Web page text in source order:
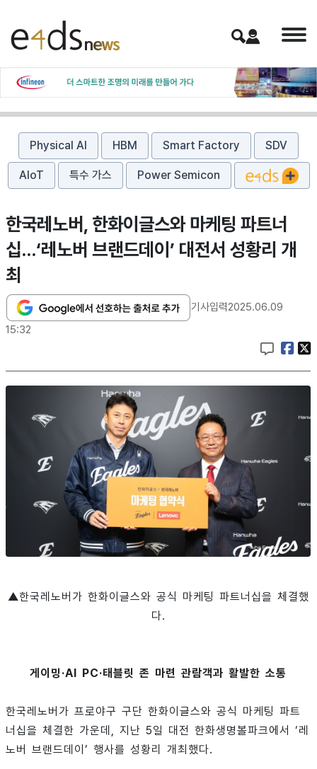
Physical AI HBM Smart Factory SDV
AIoT 특수 가스 Power Semicon
한국레노버, 한화이글스와 마케팅 파트너
십…‘레노버 브랜드데이’ 대전서 성황리 개
최
기사입력2025.06.09
15:32
▲한국레노버가 한화이글스와 공식 마케팅 파트너십을 체결했
다.
게이밍·AI PC·태블릿 존 마련 관람객과 활발한 소통
한국레노버가 프로야구 구단 한화이글스와 공식 마케팅 파트
너십을 체결한 가운데, 지난 5일 대전 한화생명볼파크에서 ‘레
노버 브랜드데이’ 행사를 성황리 개최했다.